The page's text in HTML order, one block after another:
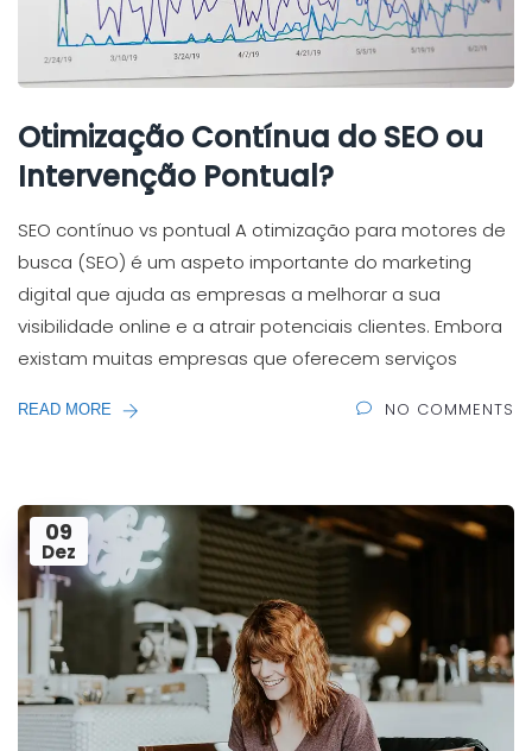
Otimização Contínua do SEO ou
Intervenção Pontual?
SEO contínuo vs pontual A otimização para motores de
busca (SEO) é um aspeto importante do marketing
digital que ajuda as empresas a melhorar a sua
visibilidade online e a atrair potenciais clientes. Embora
existam muitas empresas que oferecem serviços
READ MORE NO COMMENTS
09
Dez